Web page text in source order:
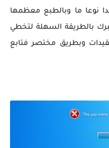
نوعا ما وبالطبع معظمها
بالطريقة السهلة لتخطي
وبطريق مختصر فتابع